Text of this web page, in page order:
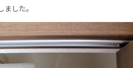
した。